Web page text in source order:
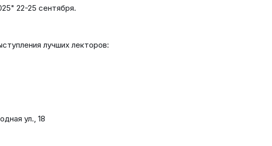
22-25 сентября.
лучших лекторов:
ул., 18